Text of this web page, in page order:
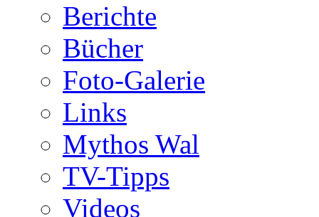
Berichte
Bücher
Foto-Galerie
Links
Mythos Wal
TV-Tipps
Videos